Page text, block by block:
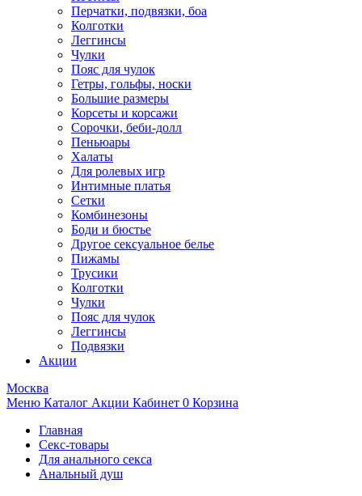
Перчатки, подвязки, боа
Колготки
Леггинсы
Чулки
Пояс для чулок
Гетры, гольфы, носки
Большие размеры
Корсеты и корсажи
Сорочки, беби-долл
Пеньюары
Халаты
Для ролевых игр
Интимные платья
Сетки
Комбинезоны
Боди и бюстье
Другое сексуальное белье
Пижамы
Трусики
Колготки
Чулки
Пояс для чулок
Леггинсы
Подвязки
Акции
Москва
Меню Каталог Акции Кабинет 0 Корзина
Главная
Секс-товары
Для анального секса
Анальный душ